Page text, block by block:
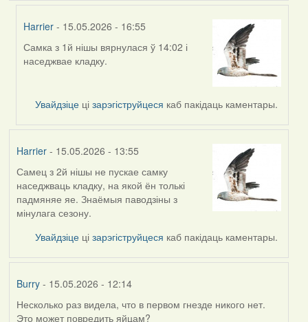
Harrier - 15.05.2026 - 16:55
In
reply
Harrier
Самка з 1й нішы вярнулася ў 14:02 і
наседжвае кладку.
Увайдзіце цізарэгіструйцеся каб пакідаць каментары.
Harrier- 15.05.2026 - 13:55
Самец з 2й нішы не пускае самку
наседжваць кладку, на якой ён толькі
падмяняе яе. Знаёмыя паводзіны з
мінулага сезону.
Увайдзіце цізарэгіструйцеся каб пакідаць каментары.
Burry- 15.05.2026 - 12:14
Несколько раз видела, что в первом гнезде никого нет.
Это может повредить яйцам?